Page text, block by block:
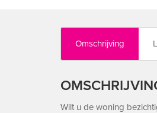
Omschrijving
Wilt u de woning